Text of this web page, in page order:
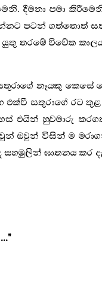
දීමනා පමා
පටන් ගත්තොත්
යුතු තරමේ විවේක
නෑයකු කෙසේ
සතුරාගේ රට තුළ
එයින් හුවමාරු
ඔවුන් විසින් ම
ඝාතනය කර